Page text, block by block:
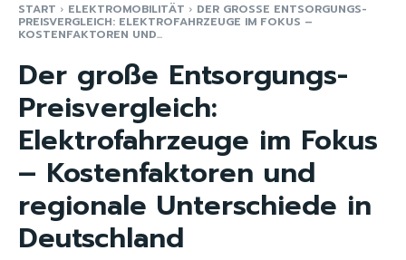
START ELEKTROMOBILITÄT DER GROSSE ENTSORGUNGS-P
REISVERGLEICH: ELEKTROFAHRZEUGE IM FOKUS – K
OSTENFAKTOREN UND...
Der große Entsorgungs-
Preisvergleich:
Elektrofahrzeuge im Fokus
– Kostenfaktoren und
regionale Unterschiede in
Deutschland